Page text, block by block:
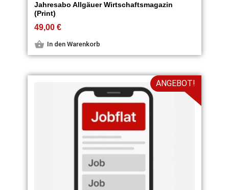
Jahresabo Allgäuer Wirtschaftsmagazin
(Print)
49,00€
In den Warenkorb
ANGEBOT!